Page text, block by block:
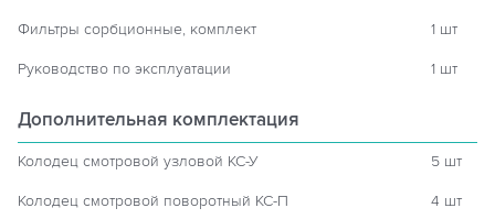
Фильтры сорбционные, комплект 1 шт
Руководство по эксплуатации 1 шт
Дополнительная комплектация
Колодец смотровой узловой КС-У 5 шт
Колодец смотровой поворотный КС-П 4 шт